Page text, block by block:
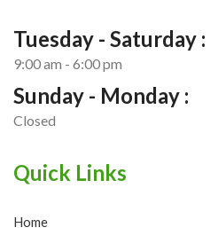
Tuesday - Saturday :
9:00 am - 6:00 pm
Sunday - Monday :
Closed
Quick Links
Home